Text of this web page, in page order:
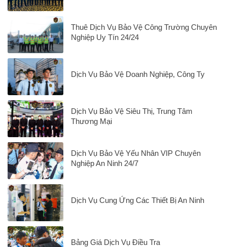
Thuê Dịch Vụ Bảo Vệ Công Trường Chuyên
Nghiệp Uy Tín 24/24
Dịch Vụ Bảo Vệ Doanh Nghiệp, Công Ty
Dịch Vụ Bảo Vệ Siêu Thị, Trung Tâm
Thương Mại
Dịch Vụ Bảo Vệ Yếu Nhân VIP Chuyên
Nghiệp An Ninh 24/7
Dịch Vụ Cung Ứng Các Thiết Bị An Ninh
Bảng Giá Dịch Vụ Điều Tra